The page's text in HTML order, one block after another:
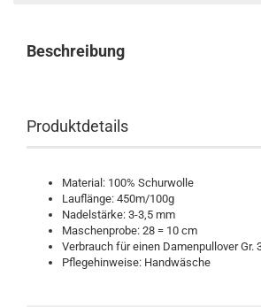
Beschreibung
Produktdetails
Material: 100% Schurwolle
Lauflänge: 450m/100g
Nadelstärke: 3-3,5 mm
Maschenprobe: 28 = 10 cm
Verbrauch für einen Damenpullover Gr.
Pflegehinweise: Handwäsche